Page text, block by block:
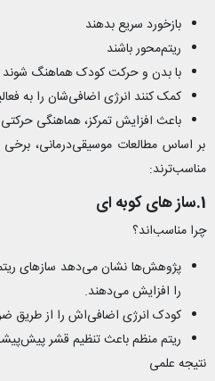
بازخورد سریع بدهند
ریتم‌محور باشند
با بدن و حرکت کودک هماهنگ شوند
کمک کنند انرژی اضافی‌شان را به
باعث افزایش تمرکز، هماهنگی
بر اساس مطالعات موسیقی‌درمانی، برخی
مناسب‌ترند:
1.ساز های کوبه‌ ای
چرا مناسب‌اند؟
پژوهش‌ها نشان می‌دهد سازهای
را افزایش می‌دهند.
کودک انرژی اضافی‌اش را از طریق
ریتم منظم باعث تنظیم قشر
نتیجه علمی